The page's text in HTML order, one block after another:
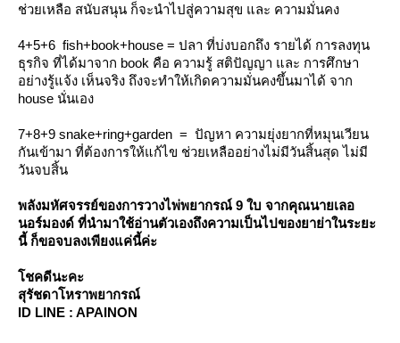
ช่วยเหลือ สนับสนุน ก็จะนำไปสู่ความสุข และ ความมั่นคง
4+5+6 fish+book+house = ปลา ที่บ่งบอกถึง รายได้ การลงทุน
ธุรกิจ ที่ได้มาจาก book คือ ความรู้ สติปัญญา และ การศึกษา
อย่างรู้แจ้ง เห็นจริง ถึงจะทำให้เกิดความมั่นคงขึ้นมาได้ จาก
house นั่นเอง
7+8+9 snake+ring+garden = ปัญหา ความยุ่งยากที่หมุนเวียน
กันเข้ามา ที่ต้องการให้แก้ไข ช่วยเหลืออย่างไม่มีวันสิ้นสุด ไม่มี
วันจบสิ้น
พลังมหัศจรรย์ของการวางไพ่พยากรณ์ 9 ใบ จากคุณนายเลอ
นอร์มองด์ ที่นำมาใช้อ่านตัวเองถึงความเป็นไปของยาย่าในระยะ
นี้ ก็ขอจบลงเพียงแค่นี้ค่ะ
ชคดีนะคะ
สุรัชดาโหราพยากรณ์
ID LINE : APAINON